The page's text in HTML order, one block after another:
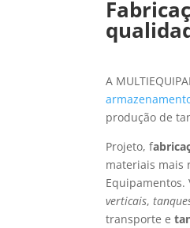
A
produção de
Projeto, f
materiais mais
verticais,
transporte e